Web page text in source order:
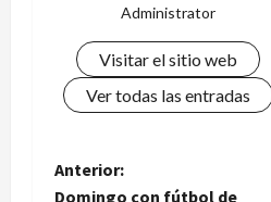
Administrator
Visitar el sitio web
Ver todas las entradas
N
Anterior:
Domingo con fútbol de